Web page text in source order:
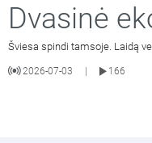
Dvasinė
Šviesa spindi tamsoje. Laidą
2026-07-03 166